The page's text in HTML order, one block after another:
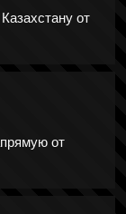
от
от